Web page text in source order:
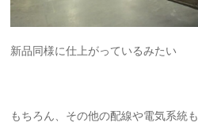
新品同様に仕上がっているみたい
もちろん、その他の配線や電気系統も